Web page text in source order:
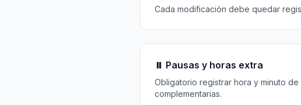
Cada modificación debe quedar
⏸️ Pausas y horas extra
Obligatorio registrar hora y minuto
complementarias.